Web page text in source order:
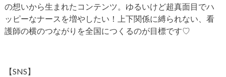
の想いから生まれたコンテンツ。ゆるいけど超真面目でハ
ッピーなナースを増やしたい！上下関係に縛られない、看
護師の横のつながりを全国につくるのが目標です♡
【SNS】